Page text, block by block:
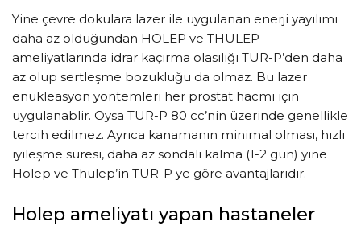
Yine çevre dokulara lazer ile uygulanan enerji yayılımı
daha az olduğundan HOLEP ve THULEP
ameliyatlarında idrar kaçırma olasılığı TUR-P’den daha
az olup sertleşme bozukluğu da olmaz. Bu lazer
enükleasyon yöntemleri her prostat hacmi için
uygulanablir. Oysa TUR-P 80 cc’nin üzerinde genellikle
tercih edilmez. Ayrıca kanamanın minimal olması, hızlı
iyileşme süresi, daha az sondalı kalma (1-2 gün) yine
Holep ve Thulep’in TUR-P ye göre avantajlarıdır.
Holep ameliyatı yapan hastaneler